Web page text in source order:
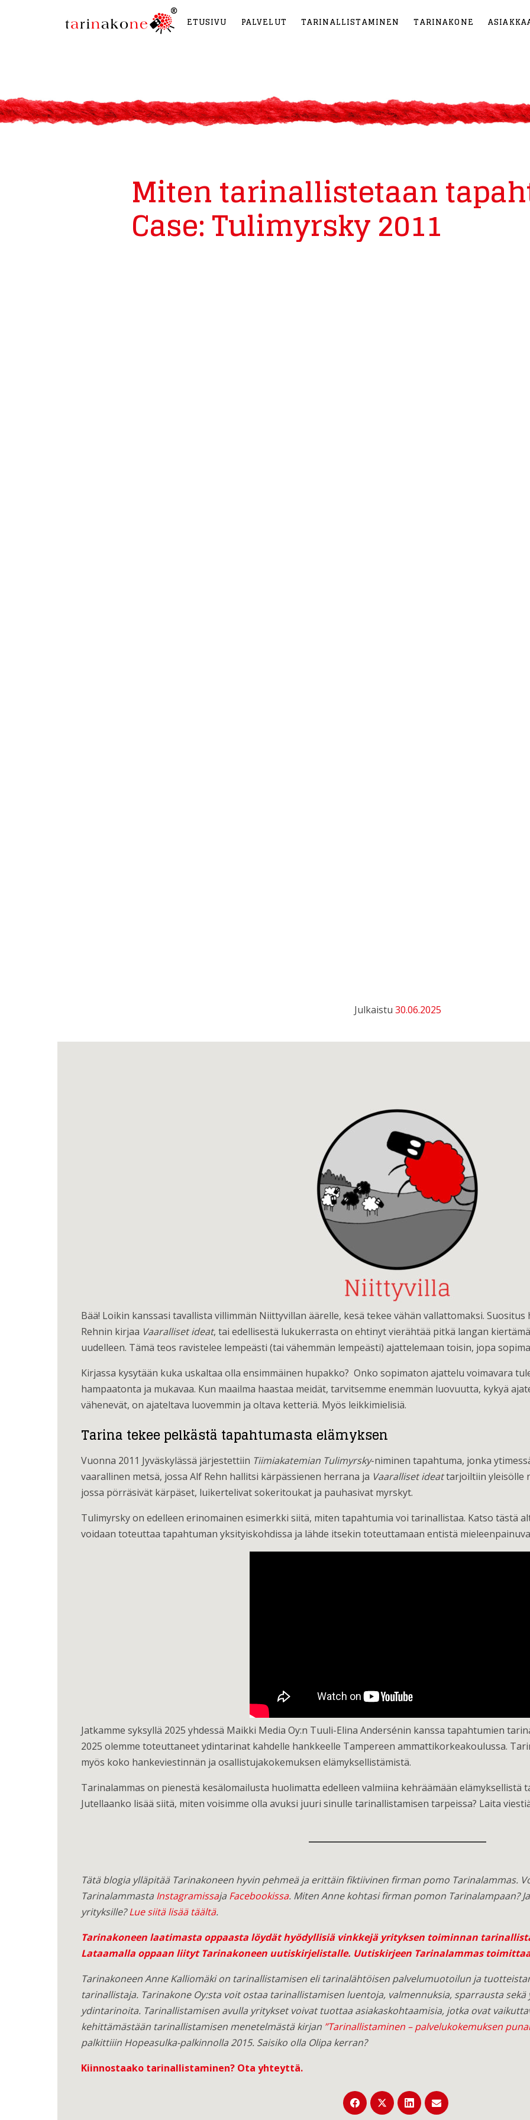
ETUSIVU PALVELUT TARINALLISTAMINEN TARINAKONE
Miten tarinallistetaan
Case: Tulimyrsky 2011
Julkaistu 30.06.2025
Bää! Loikin kanssasi tavallista villimmän Niittyvillan äärelle, kesä tekee vähän vallattomaksi.
Rehnin kirjaa Vaaralliset ideat, tai edellisestä lukukerrasta on ehtinyt vierähtää pitkä langan
uudelleen. Tämä teos ravistelee lempeästi (tai vähemmän lempeästi) ajattelemaan toisin, jopa
Kirjassa kysytään kuka uskaltaa olla ensimmäinen hupakko? Onko sopimaton ajattelu voimavara
hampaatonta ja mukavaa. Kun maailma haastaa meidät, tarvitsemme enemmän luovuutta, kykyä
vähenevät, on ajateltava luovemmin ja oltava ketteriä. Myös leikkimielisiä.
Tarina tekee pelkästä tapahtumasta elämyksen
Vuonna 2011 Jyväskylässä järjestettiin Tiimiakatemian Tulimyrsky-niminen tapahtuma, jonka
vaarallinen metsä, jossa Alf Rehn hallitsi kärpässienen herrana ja Vaaralliset ideattarjoiltiin yleisölle
jossa pörräsivät kärpäset, luikertelivat sokeritoukat ja pauhasivat myrskyt.
Tulimyrsky on edelleen erinomainen esimerkki siitä, miten tapahtumia voi tarinallistaa. Katso tästä
voidaan toteuttaa tapahtuman yksityiskohdissa ja lähde itsekin toteuttamaan entistä
Jatkamme syksyllä 2025 yhdessä Maikki Media Oy:n Tuuli-Elina Andersénin kanssa tapahtumien
2025 olemme toteuttaneet ydintarinat kahdelle hankkeelle Tampereen ammattikorkeakoulussa.
myös koko hankeviestinnän ja osallistujakokemuksen elämyksellistämistä.
Tarinalammas on pienestä kesälomailusta huolimatta edelleen valmiina kehräämään elämyksellistä
Jutellaanko lisää siitä, miten voisimme olla avuksi juuri sinulle tarinallistamisen tarpeissa? Laita
Tätä blogia ylläpitää Tarinakoneen hyvin pehmeä ja erittäin fiktiivinen firman pomo Tarinalammas.
Tarinalammasta Instagramissaja Facebookissa. Miten Anne kohtasi firman pomon Tarinalampaan?
yrityksille?Lue siitä lisää täältä.
Tarinakoneen laatimasta oppaasta löydät hyödyllisiä vinkkejä yrityksen toiminnan
Lataamalla oppaan liityt Tarinakoneen uutiskirjelistalle. Uutiskirjeen Tarinalammas
Tarinakoneen Anne Kalliomäki on tarinallistamisen eli tarinalähtöisen palvelumuotoilun ja
tarinallistaja. Tarinakone Oy:sta voit ostaa tarinallistamisen luentoja, valmennuksia, sparrausta
ydintarinoita. Tarinallistamisen avulla yritykset voivat tuottaa asiakaskohtaamisia, jotka ovat
kehittämästään tarinallistamisen menetelmästä kirjan ”Tarinallistaminen – palvelukokemuksen
palkittiiin Hopeasulka-palkinnolla 2015. Saisiko olla Olipa kerran?
Kiinnostaako tarinallistaminen? Ota yhteyttä.